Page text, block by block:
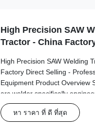
High Precision SAW
Tractor - China
High Precision SAW Welding
Factory Direct Selling -
Equipment Product Overview
arc welder specifically
welding in industrial tank
applications. This advanced
หา ราคา ที่ ดี ที่สุด